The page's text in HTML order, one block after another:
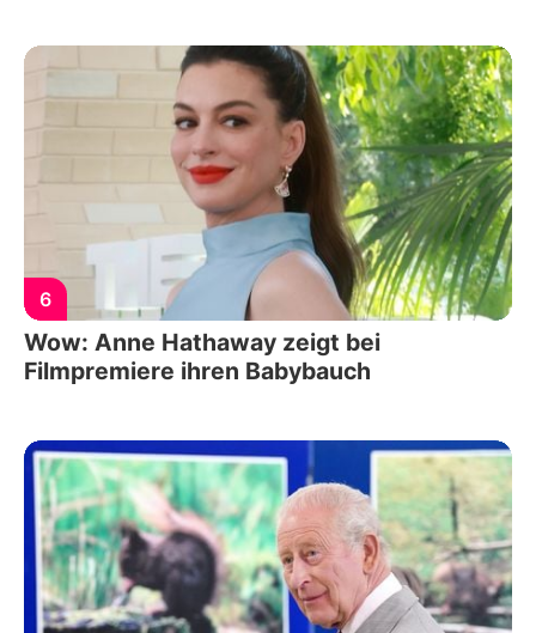
6
Wow: Anne Hathaway zeigt bei
Filmpremiere ihren Babybauch